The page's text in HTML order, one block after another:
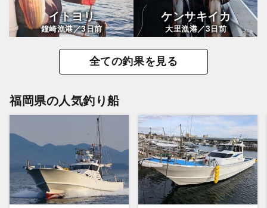
イトヨリ
鐘崎漁港／3日前
ケンサキイカ
大里漁港／3日前
全ての釣果を見る
福岡県の人気釣り船